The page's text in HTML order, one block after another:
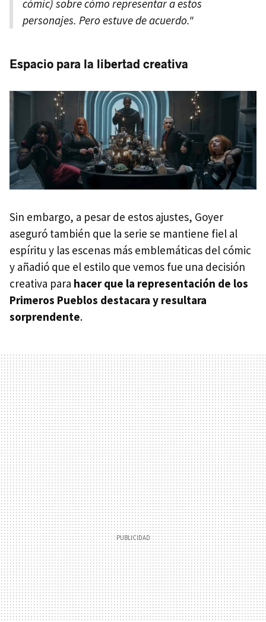
cómic) sobre cómo representar a estos
personajes. Pero estuve de acuerdo."
Espacio para la libertad creativa
Sin embargo, a pesar de estos ajustes, Goyer
aseguró también que la serie se mantiene fiel al
espíritu y las escenas más emblemáticas del cómic
y añadió que el estilo que vemos fue una decisión
creativa para hacer que la representación de los
Primeros Pueblos destacara y resultara
sorprendente.